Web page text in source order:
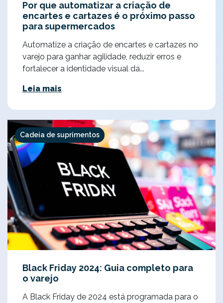
Por que automatizar a criação de
encartes e cartazes é o próximo passo
para supermercados
Automatize a criação de encartes e cartazes no
varejo para ganhar agilidade, reduzir erros e
fortalecer a identidade visual da...
Leia mais
Cadeia de suprimentos
Black Friday 2024: Guia completo para
o varejo
A Black Friday de 2024 está programada para o